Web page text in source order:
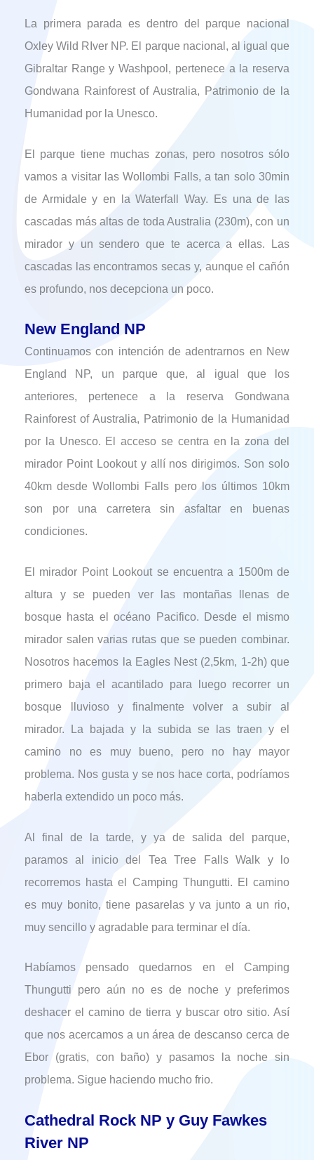
La primera parada es dentro del parque nacional
Oxley Wild RIver NP. El parque nacional, al igual que
Gibraltar Range y Washpool, pertenece a la reserva
Gondwana Rainforest of Australia, Patrimonio de la
Humanidad por la Unesco.
El parque tiene muchas zonas, pero nosotros sólo
vamos a visitar las Wollombi Falls, a tan solo 30min
de Armidale y en la Waterfall Way. Es una de las
cascadas más altas de toda Australia (230m), con un
mirador y un sendero que te acerca a ellas. Las
cascadas las encontramos secas y, aunque el cañón
es profundo, nos decepciona un poco.
New England NP
Continuamos con intención de adentrarnos en New
England NP, un parque que, al igual que los
anteriores, pertenece a la reserva Gondwana
Rainforest of Australia, Patrimonio de la Humanidad
por la Unesco. El acceso se centra en la zona del
mirador Point Lookout y allí nos dirigimos. Son solo
40km desde Wollombi Falls pero los últimos 10km
son por una carretera sin asfaltar en buenas
condiciones.
El mirador Point Lookout se encuentra a 1500m de
altura y se pueden ver las montañas llenas de
bosque hasta el océano Pacifico. Desde el mismo
mirador salen varias rutas que se pueden combinar.
Nosotros hacemos la Eagles Nest (2,5km, 1-2h) que
primero baja el acantilado para luego recorrer un
bosque lluvioso y finalmente volver a subir al
mirador. La bajada y la subida se las traen y el
camino no es muy bueno, pero no hay mayor
problema. Nos gusta y se nos hace corta, podríamos
haberla extendido un poco más.
Al final de la tarde, y ya de salida del parque,
paramos al inicio del Tea Tree Falls Walk y lo
recorremos hasta el Camping Thungutti. El camino
es muy bonito, tiene pasarelas y va junto a un rio,
muy sencillo y agradable para terminar el día.
Habíamos pensado quedarnos en el Camping
Thungutti pero aún no es de noche y preferimos
deshacer el camino de tierra y buscar otro sitio. Así
que nos acercamos a un área de descanso cerca de
Ebor (gratis, con baño) y pasamos la noche sin
problema. Sigue haciendo mucho frio.
Cathedral Rock NP y Guy Fawkes
River NP